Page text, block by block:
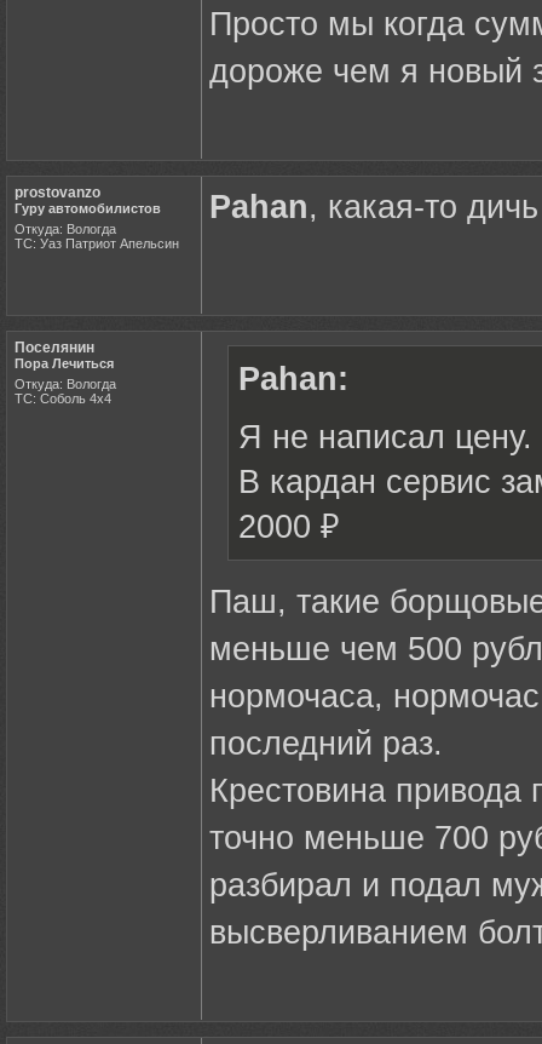
Просто мы когда
дороже чем я новый
prostovanzo
Гуру автомобилистов
Откуда: Вологда
ТС: Уаз Патриот Апельсин
Pahan, какая-то
Поселянин
Пора Лечиться
Откуда: Вологда
ТС: Соболь 4х4
Pahan:
Я не написал цену.
В кардан сервис
2000 ₽
Паш, такие
меньше чем 500
нормочаса,
последний раз.
Крестовина
точно меньше 700
разбирал и подал
высверливанием